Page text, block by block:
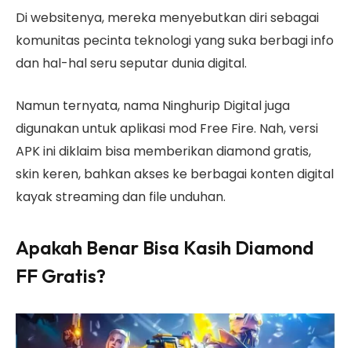
Di websitenya, mereka menyebutkan diri sebagai
komunitas pecinta teknologi yang suka berbagi info
dan hal-hal seru seputar dunia digital.
Namun ternyata, nama Ninghurip Digital juga
digunakan untuk aplikasi mod Free Fire. Nah, versi
APK ini diklaim bisa memberikan diamond gratis,
skin keren, bahkan akses ke berbagai konten digital
kayak streaming dan file unduhan.
Apakah Benar Bisa Kasih Diamond
FF Gratis?